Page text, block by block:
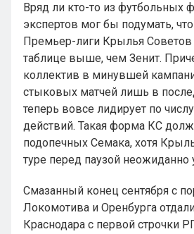
Вряд ли кто-то из футбольных
экспертов мог бы подумать,
Премьер-лиги Крылья Советов
таблице выше, чем Зенит.
коллектив в минувшей
стыковых матчей лишь в
теперь вовсе лидирует по
действий. Такая форма КС
подопечных Семака, хотя
туре перед паузой неожиданно
Смазанный конец сентября с
Локомотива и Оренбурга
Краснодара с первой строчки